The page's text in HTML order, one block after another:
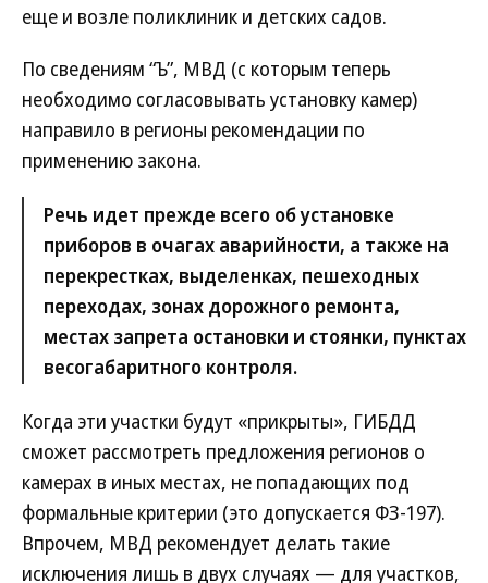
еще и возле поликлиник и детских садов.
По сведениям “Ъ”, МВД (с которым теперь
необходимо согласовывать установку камер)
направило в регионы рекомендации по
применению закона.
Речь идет прежде всего об установке
приборов в очагах аварийности, а также на
перекрестках, выделенках, пешеходных
переходах, зонах дорожного ремонта,
местах запрета остановки и стоянки, пунктах
весогабаритного контроля.
Когда эти участки будут «прикрыты», ГИБДД
сможет рассмотреть предложения регионов о
камерах в иных местах, не попадающих под
формальные критерии (это допускается ФЗ-197).
Впрочем, МВД рекомендует делать такие
исключения лишь в двух случаях — для участков,